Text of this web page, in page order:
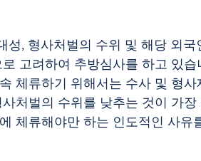
성, 형사처벌의 수위 및 해당 외
고려하여 추방심사를 하고 있습
체류하기 위해서는 수사 및 형사
처벌의 수위를 낮추는 것이 가장
체류해야만 하는 인도적인 사유